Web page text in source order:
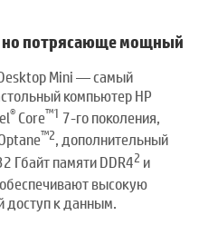
потрясающе мощный
Mini — самый
компьютер HP
® Core™1 7-го поколения,
™2, дополнительный
Гбайт памяти DDR42 и
обеспечивают высокую
доступ к данным.